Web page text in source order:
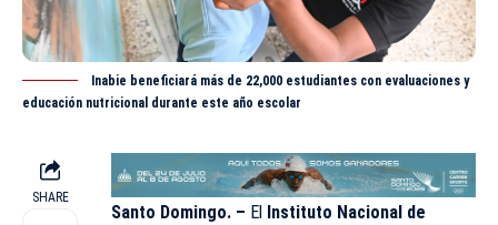
Inabie beneficiará más de 22,000 estudiantes con evaluaciones y
educación nutricional durante este año escolar
SHARE
Santo Domingo. – El
Instituto Nacional de